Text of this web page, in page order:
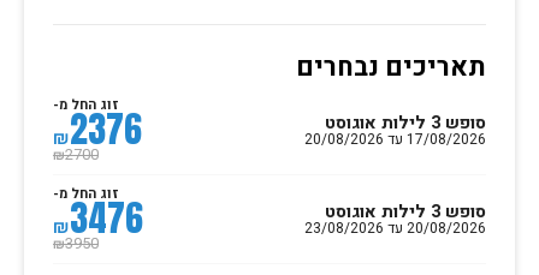
תאריכים נבחרים
סופש 3 לילות אוגוסט
17/08/2026 עד 20/08/2026
זוג החל מ-
₪2376
₪2700
סופש 3 לילות אוגוסט
20/08/2026 עד 23/08/2026
זוג החל מ-
₪3476
₪3950